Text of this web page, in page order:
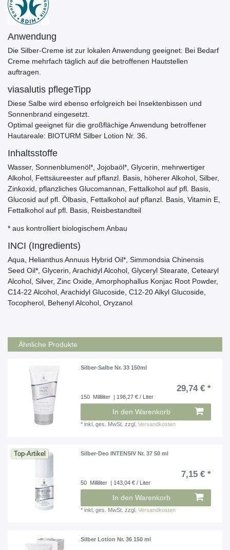
Anwendung
Die Silber-Creme ist zur lokalen Anwendung geeignet: Bei Bedarf
Creme mehrfach täglich auf die betroffenen Hautstellen
auftragen.
viasalutis pflegeTipp
Diese Salbe wird ebenso erfolgreich bei Insektenbissen und
Sonnenbrand eingesetzt.
Optimal geeignet für die großflächige Anwendung betroffener
Hautareale: BIOTURM Silber Lotion Nr. 36.
Inhaltsstoffe
Wasser, Sonnenblumenöl*, Jojobaöl*, Glycerin, mehrwertiger
Alkohol, Fettsäureester auf pflanzl. Basis, höherer Alkohol, Silber,
Zinkoxid, pflanzliches Glucomannan, Fettalkohol auf pfl. Basis,
Glucosid auf pfl. Ölbasis, Fettalkohol auf pflanzl. Basis, Vitamin E,
Fettalkohol auf pfl. Basis, Reisbestandteil
* aus kontrolliert biologischem Anbau
INCI (Ingredients)
Aqua, Helianthus Annuus Hybrid Oil*, Simmondsia Chinensis
Seed Oil*, Glycerin, Arachidyl Alcohol, Glyceryl Stearate, Cetearyl
Alcohol, Silver, Zinc Oxide, Amorphophallus Konjac Root Powder,
C14-22 Alcohol, Arachidyl Glucoside, C12-20 Alkyl Glucoside,
Tocopherol, Behenyl Alcohol, Oryzanol
Ähnliche Produkte
Silber-Salbe Nr. 33 150ml
29,74 € *
150 Milliliter | 198,27 € / Liter
In den Warenkorb
*inkl. ges. MwSt. zzgl.Versandkosten
Top-Artikel Silber-Deo INTENSIV Nr. 37 50 ml
7,15 € *
50 Milliliter | 143,04 € / Liter
In den Warenkorb
*inkl. ges. MwSt. zzgl.Versandkosten
Silber Lotion Nr. 36 150 ml